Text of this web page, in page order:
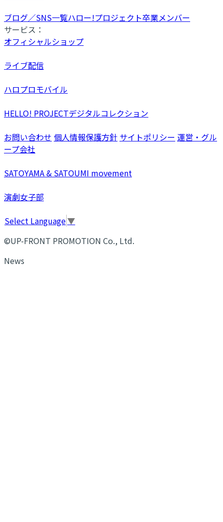
ブログ／SNS一覧ハロー!プロジェクト卒業メンバー
サービス：
オフィシャルショップ
ライブ配信
ハロプロモバイル
HELLO! PROJECTデジタルコレクション
お問い合わせ 個人情報保護方針 サイトポリシー 運営・グル
ープ会社
SATOYAMA & SATOUMI movement
演劇女子部
Select Language▼
©UP-FRONT PROMOTION Co., Ltd.
News